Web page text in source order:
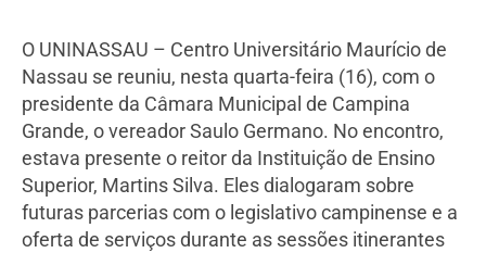
O UNINASSAU – Centro Universitário Maurício de
Nassau se reuniu, nesta quarta-feira (16), com o
presidente da Câmara Municipal de Campina
Grande, o vereador Saulo Germano. No encontro,
estava presente o reitor da Instituição de Ensino
Superior, Martins Silva. Eles dialogaram sobre
futuras parcerias com o legislativo campinense e a
oferta de serviços durante as sessões itinerantes